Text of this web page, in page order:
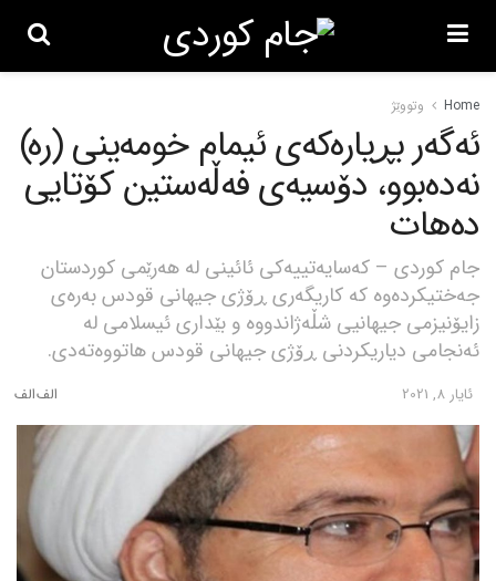
Home وتووێژ
ئەگەر بڕیارەکەی ئیمام خومەینی (رە)
نەدەبوو، دۆسیەی فەڵەستین کۆتایی
دەهات
جام کوردی – کەسایەتییەکی ئائینی لە هەرێمی کوردستان
جەختیکردەوە کە کاریگەری ڕۆژی جیهانی قودس بەرەی
زایۆنیزمی جیهانیی شڵەژاندووە و بێداری ئیسلامی لە
ئەنجامی دیاریکردنی ڕۆژی جیهانی قودس هاتووەتەدی.
ئایار 8, 2021